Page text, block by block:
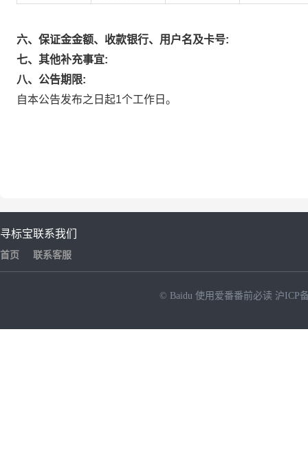
六、保证金金额、收款银行、用户名及卡号:
七、其他补充事宜:
八、公告期限:
自本公告发布之日起1个工作日。
寻标宝
首页
联系我们
联系客服
© Baidu 使用爱番番前必读 沪ICP